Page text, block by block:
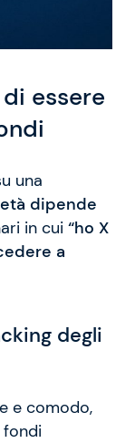
essere
una
dipende
in cui “ho X
a
degli
e comodo,
fondi